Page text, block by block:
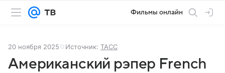
Фильмы онлайн
20 ноября 2025 Источник: ТАСС
Американский рэпер French